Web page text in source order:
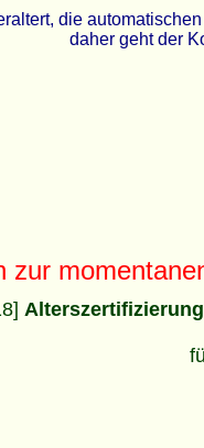
die
daher geht der
zur